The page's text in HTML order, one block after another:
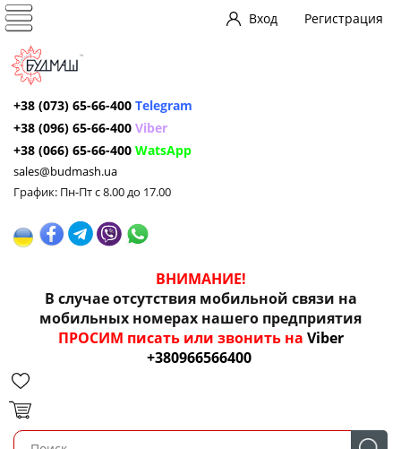
Вход Регистрация
+38 (073) 65-66-400 Telegram
+38 (096) 65-66-400 Viber
+38 (066) 65-66-400 WatsApp
sales@budmash.ua
График: Пн-Пт с 8.00 до 17.00
ВНИМАНИЕ!
В случае отсутствия мобильной связи на
мобильных номерах нашего предприятия
ПРОСИМ писать или звонить на Viber
+380966566400